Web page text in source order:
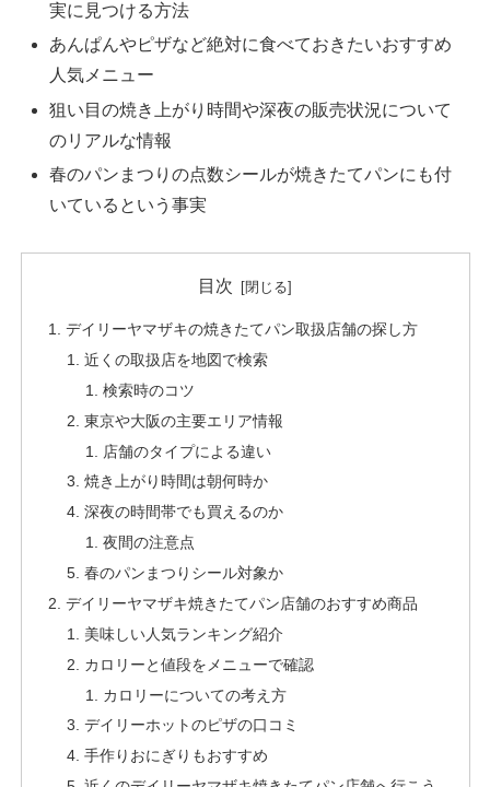
実に見つける方法
あんぱんやピザなど絶対に食べておきたいおすすめ
人気メニュー
狙い目の焼き上がり時間や深夜の販売状況について
のリアルな情報
春のパンまつりの点数シールが焼きたてパンにも付
いているという事実
目次
デイリーヤマザキの焼きたてパン取扱店舗の探し方
近くの取扱店を地図で検索
検索時のコツ
東京や大阪の主要エリア情報
店舗のタイプによる違い
焼き上がり時間は朝何時か
深夜の時間帯でも買えるのか
夜間の注意点
春のパンまつりシール対象か
デイリーヤマザキ焼きたてパン店舗のおすすめ商品
美味しい人気ランキング紹介
カロリーと値段をメニューで確認
カロリーについての考え方
デイリーホットのピザの口コミ
手作りおにぎりもおすすめ